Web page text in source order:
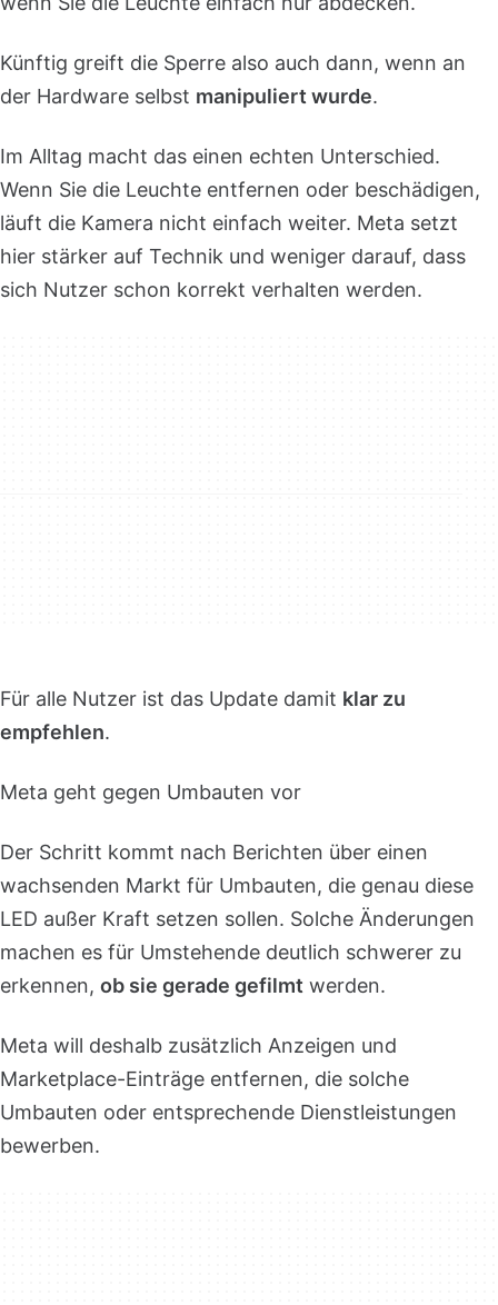
Künftig greift die Sperre also auch dann, wenn an
der Hardware selbst manipuliert wurde.
Im Alltag macht das einen echten Unterschied.
Wenn Sie die Leuchte entfernen oder beschädigen,
läuft die Kamera nicht einfach weiter. Meta setzt
hier stärker auf Technik und weniger darauf, dass
sich Nutzer schon korrekt verhalten werden.
Für alle Nutzer ist das Update damit klar zu
empfehlen.
Meta geht gegen Umbauten vor
Der Schritt kommt nach Berichten über einen
wachsenden Markt für Umbauten, die genau diese
LED außer Kraft setzen sollen. Solche Änderungen
machen es für Umstehende deutlich schwerer zu
erkennen, ob sie gerade gefilmt werden.
Meta will deshalb zusätzlich Anzeigen und
Marketplace-Einträge entfernen, die solche
Umbauten oder entsprechende Dienstleistungen
bewerben.